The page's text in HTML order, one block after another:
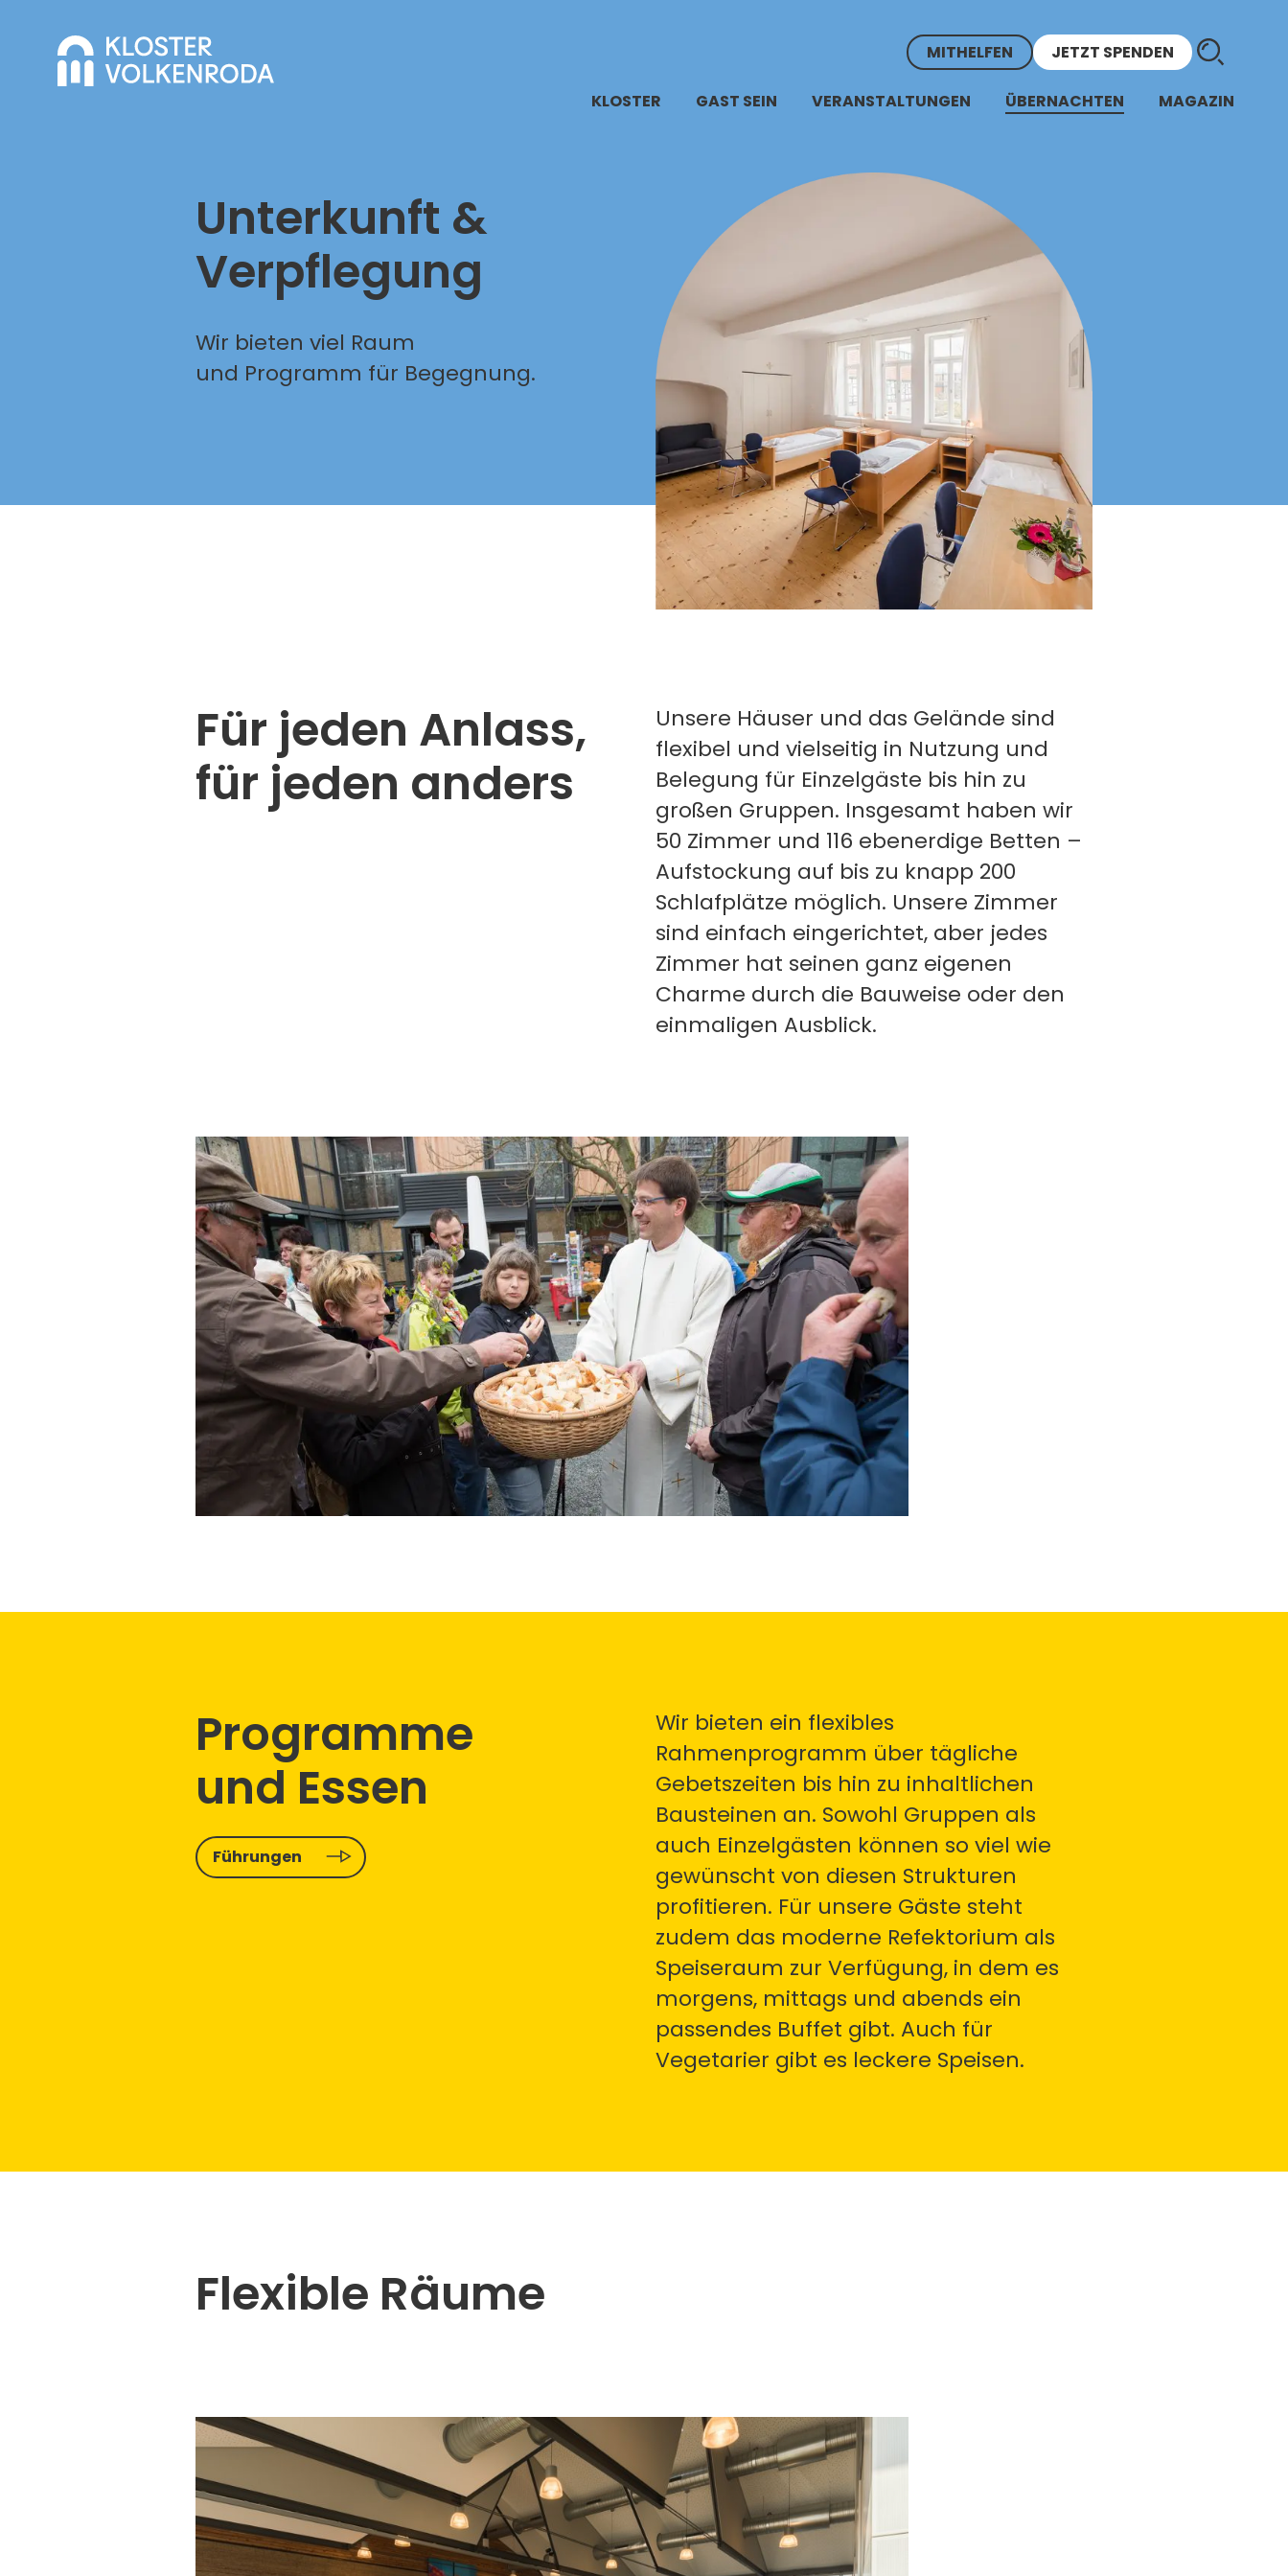
KLOSTER GAST SEIN VERANSTALTUNGEN ÜBERNACHTEN MAGAZIN
MITHELFEN JETZT SPENDEN
Unterkunft &
Verpflegung
Wir bieten viel Raum
und Programm für Begegnung.
Für jeden Anlass,
für jeden anders
Unsere Häuser und das Gelände sind
flexibel und vielseitig in Nutzung und
Belegung für Einzelgäste bis hin zu
großen Gruppen. Insgesamt haben wir
50 Zimmer und 116 ebenerdige Betten –
Aufstockung auf bis zu knapp 200
Schlafplätze möglich. Unsere Zimmer
sind einfach eingerichtet, aber jedes
Zimmer hat seinen ganz eigenen
Charme durch die Bauweise oder den
einmaligen Ausblick.
Programme
und Essen
Führungen
Wir bieten ein flexibles
Rahmenprogramm über tägliche
Gebetszeiten bis hin zu inhaltlichen
Bausteinen an. Sowohl Gruppen als
auch Einzelgästen können so viel wie
gewünscht von diesen Strukturen
profitieren. Für unsere Gäste steht
zudem das moderne Refektorium als
Speiseraum zur Verfügung, in dem es
morgens, mittags und abends ein
passendes Buffet gibt. Auch für
Vegetarier gibt es leckere Speisen.
Flexible Räume